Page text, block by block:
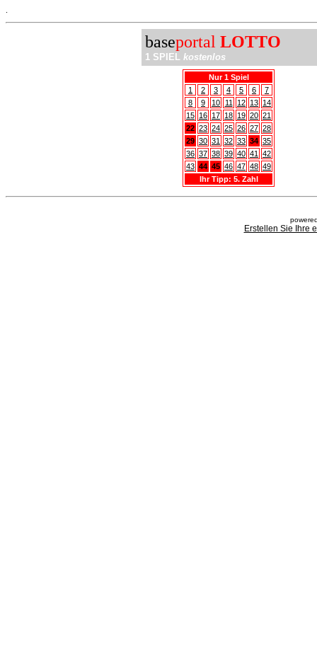
baseportal LOTTO
1 SPIEL kostenlos
Nur 1 Spiel
1
2 3 4 5 6
7
8
9 10 11 12 13 14
15 16 17 18 19 20 21
22 23 24 25 26 27 28
29 30 31 32 33 34 35
36 37 38 39 40 41
42
43 44 45 46 47 48 49
Ihr Tipp: 5. Zahl
Erstellen Sie Ihre